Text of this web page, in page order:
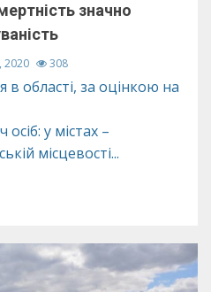
значно
2020 308
в області, за оцінкою на
у містах –
місцевості...